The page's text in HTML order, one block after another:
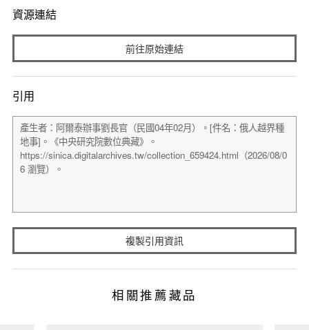
資源連結
前往原始連結
引用
複製引用資訊
相關推薦藏品